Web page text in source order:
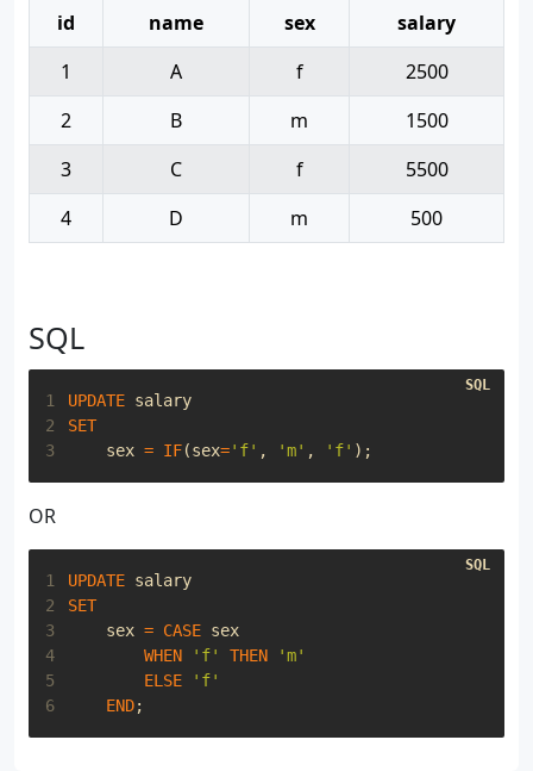
id name sex
salary
1
A f
2500
2
B m
1500
3
C f
5500
4
D m 500
SQL
1 UPDATE salary
2
SET
3
sex = IF(sex='f' , 'm' , 'f' );
OR
1 UPDATE salary
2
SET
3
sex = CASE sex
4
WHEN 'f' THEN
'm'
5
ELSE
'f'
6
END;